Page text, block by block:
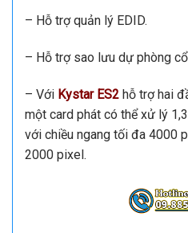
– Hỗ trợ quản lý EDID.
– Hỗ trợ sao lưu dự phòng
– Với Kystar ES2 hỗ trợ hai
một card phát có thể xử lý
với chiều ngang tối đa 4000
2000 pixel.